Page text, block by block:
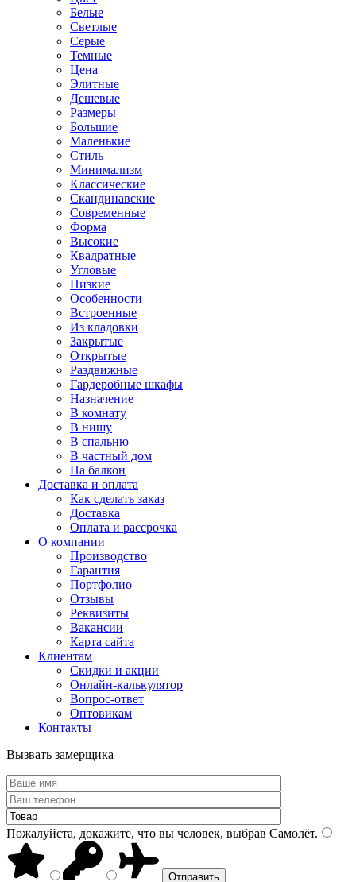
Белые
Светлые
Серые
Темные
Цена
Элитные
Дешевые
Размеры
Большие
Маленькие
Стиль
Минимализм
Классические
Скандинавские
Современные
Форма
Высокие
Квадратные
Угловые
Низкие
Особенности
Встроенные
Из кладовки
Закрытые
Открытые
Раздвижные
Гардеробные шкафы
Назначение
В комнату
В нишу
В спальню
В частный дом
На балкон
Доставка и оплата
Как сделать заказ
Доставка
Оплата и рассрочка
О компании
Производство
Гарантия
Портфолио
Отзывы
Реквизиты
Вакансии
Карта сайта
Клиентам
Скидки и акции
Онлайн-калькулятор
Вопрос-ответ
Оптовикам
Контакты
Вызвать замерщика
Пожалуйста, докажите, что вы человек, выбрав Самолёт.